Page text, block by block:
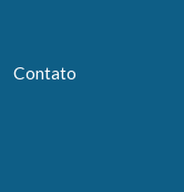
Contato